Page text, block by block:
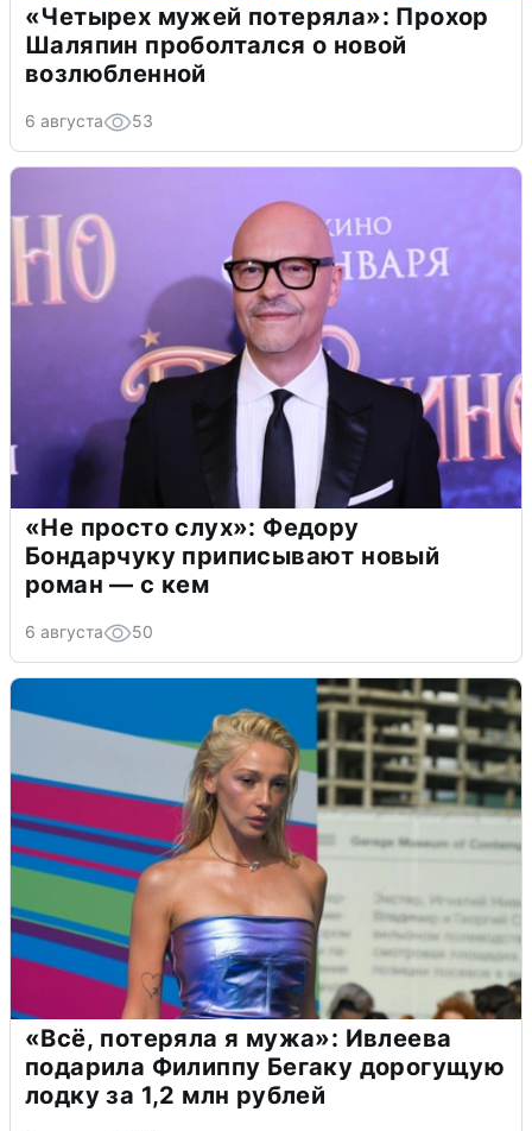
«Четырех мужей потеряла»: Прохор
Шаляпин проболтался о новой
возлюбленной
6 августа 53
«Не просто слух»: Федору
Бондарчуку приписывают новый
роман — с кем
6 августа 50
«Всё, потеряла я мужа»: Ивлеева
подарила Филиппу Бегаку дорогущую
лодку за 1,2 млн рублей